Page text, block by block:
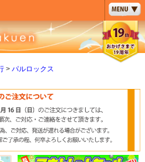
パルロックス
ペー
ジト
ップ
へ